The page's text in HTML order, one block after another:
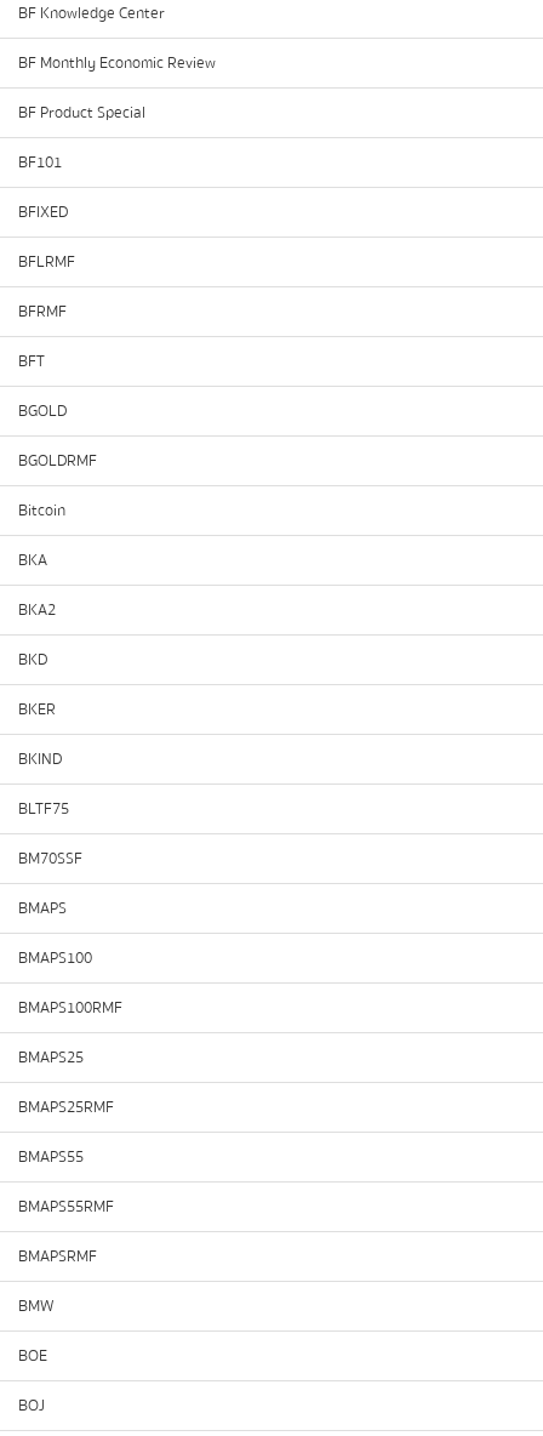
BF Knowledge Center
BF Monthly Economic Review
BF Product Special
BF101
BFIXED
BFLRMF
BFRMF
BFT
BGOLD
BGOLDRMF
Bitcoin
BKA
BKA2
BKD
BKER
BKIND
BLTF75
BM70SSF
BMAPS
BMAPS100
BMAPS100RMF
BMAPS25
BMAPS25RMF
BMAPS55
BMAPS55RMF
BMAPSRMF
BMW
BOE
BOJ